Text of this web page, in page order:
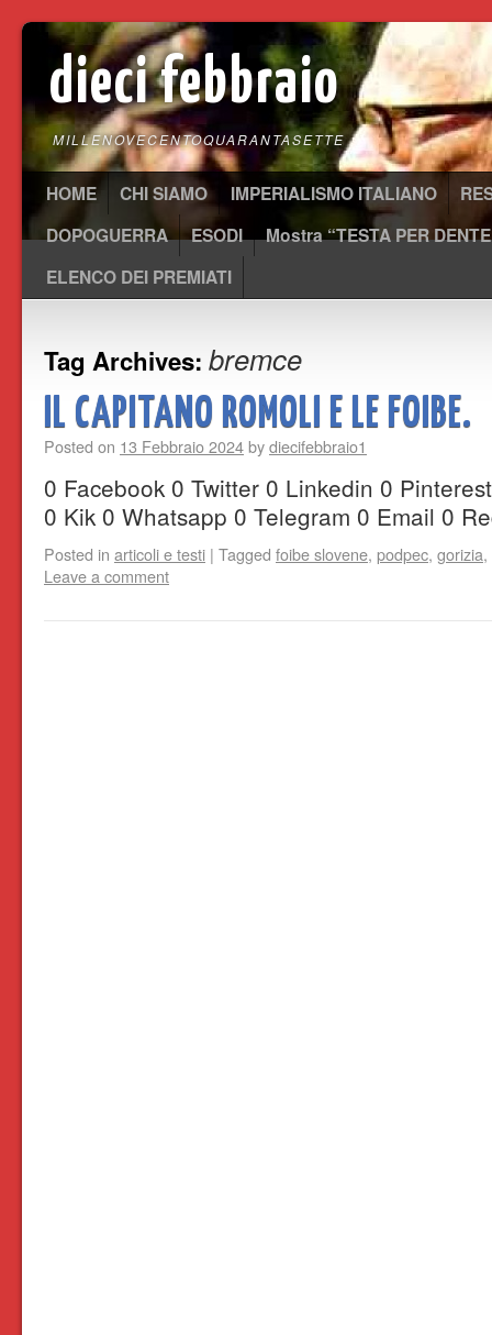
dieci febbraio
MILLENOVECENTOQUARANTASETTE
HOME CHI SIAMO IMPERIALISMO ITALIANO
DOPOGUERRA
ESODI
Mostra “TESTA PER
ELENCO DEI PREMIATI
Tag Archives: bremce
IL CAPITANO ROMOLI E LE FOIBE.
Posted on 13 Febbraio 2024bydiecifebbraio1
0 Facebook 0 Twitter 0 Linkedin 0
0 Kik 0 Whatsapp 0 Telegram 0 Email 0
Posted in articoli e testi | Tagged foibe slovene, podpec, gorizia,
Leave a comment